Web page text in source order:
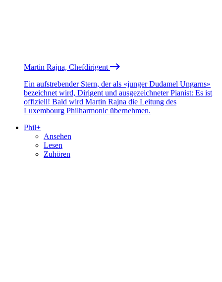
Martin Rajna, Chefdirigent
Ein aufstrebender Stern, der als «junger Dudamel Ungarns»
bezeichnet wird, Dirigent und ausgezeichneter Pianist: Es ist
offiziell! Bald wird Martin Rajna die Leitung des
Luxembourg Philharmonic übernehmen.
Phil+
Ansehen
Lesen
Zuhören